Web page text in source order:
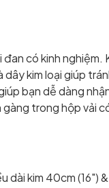
có kinh
kim loại giúp
bạn dễ dàng
trong hộp vải
kim 40cm (16")